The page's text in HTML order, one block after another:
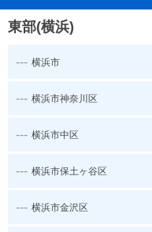
東部(横浜)
--- 横浜市
--- 横浜市神奈川区
--- 横浜市中区
--- 横浜市保土ヶ谷区
--- 横浜市金沢区